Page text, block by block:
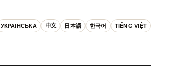
УКРАЇНСЬКА 中文 日本語 한국어 TIẾNG VIỆT